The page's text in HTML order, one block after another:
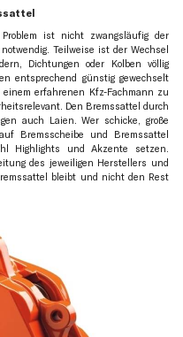
ist nicht zwangsläufig der
notwendig. Teilweise ist der Wechsel
Dichtungen oder Kolben völlig
entsprechend günstig gewechselt
erfahrenen Kfz-Fachmann zu
Den Bremssattel durch
auch Laien. Wer schicke, große
Bremsscheibe und Bremssattel
Highlights und Akzente setzen.
des jeweiligen Herstellers und
bleibt und nicht den Rest